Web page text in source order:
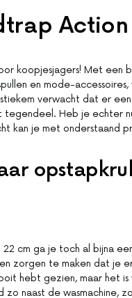
Action
koopjesjagers! Met een
en mode-
verwacht dat er
Heb je echter
kan je met onderstaand
cm ga je toch al bijna
zorgen te maken dat je
hebt gezien, maar het is
zo naast de wasmachine,